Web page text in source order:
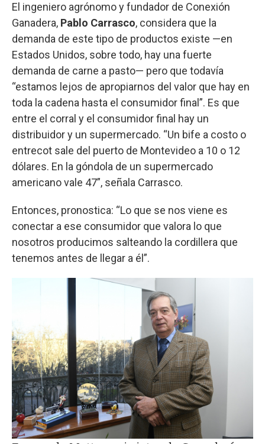
El ingeniero agrónomo y fundador de Conexión
Ganadera, Pablo Carrasco, considera que la
demanda de este tipo de productos existe —en
Estados Unidos, sobre todo, hay una fuerte
demanda de carne a pasto— pero que todavía
“estamos lejos de apropiarnos del valor que hay en
toda la cadena hasta el consumidor final”. Es que
entre el corral y el consumidor final hay un
distribuidor y un supermercado. “Un bife a costo o
entrecot sale del puerto de Montevideo a 10 o 12
dólares. En la góndola de un supermercado
americano vale 47”, señala Carrasco.
Entonces, pronostica: “Lo que se nos viene es
conectar a ese consumidor que valora lo que
nosotros producimos salteando la cordillera que
tenemos antes de llegar a él”.